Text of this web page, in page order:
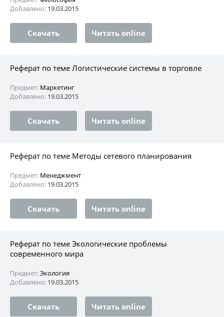
Добавлено: 19.03.2015
Скачать Читать online
Реферат по теме Логистические системы в торговле
Предмет: Маркетинг
Добавлено: 19.03.2015
Скачать Читать online
Реферат по теме Методы сетевого планирования
Предмет: Менеджмент
Добавлено: 19.03.2015
Скачать Читать online
Реферат по теме Экологические проблемы
современного мира
Предмет:Экология
Добавлено: 19.03.2015
Скачать Читать online